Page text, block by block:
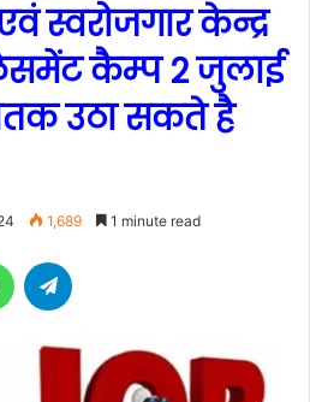
स्वरोजगार केन्द्र
कैम्प 2 जुलाई
उठा सकते है
1,689 1 minute read